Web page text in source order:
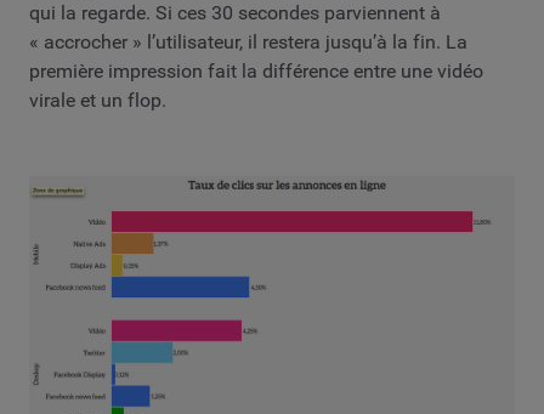
qui la regarde. Si ces 30 secondes parviennent à
« accrocher » l’utilisateur, il restera jusqu’à la fin. La
première impression fait la différence entre une vidéo
virale et un flop.